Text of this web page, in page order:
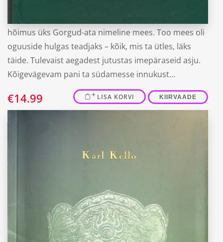
hõimus üks Gorgud-ata nimeline mees. Too mees oli
oguuside hulgas teadjaks – kõik, mis ta ütles, läks
täide. Tulevaist aegadest jutustas imepäraseid asju.
Kõigevägevam pani ta südamesse innukust…
€14.99 LISA KORVI KIIRVAADE